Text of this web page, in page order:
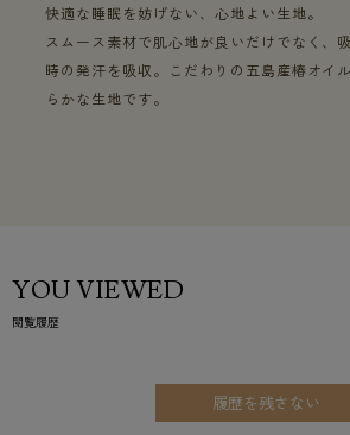
快適な睡眠を妨げない、心地よい生地。
スムース素材で肌心地が良いだけでなく、
時の発汗を吸収。こだわりの五島産椿オイ
らかな生地です。
YOU VIEWED
閲覧履歴
履歴を残さない